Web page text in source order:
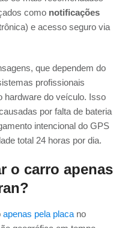
como notificações
e acesso seguro via
que dependem do
profissionais
hardware do veículo. Isso
por falta de bateria
intencional do GPS
total 24 horas por dia.
o carro apenas
apenas pela placa no